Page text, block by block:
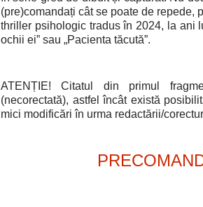
(pre)comandați cât se poate de repede,
thriller psihologic tradus în 2024, la ani
ochii ei” sau „Pacienta tăcută”.
ATENȚIE! Citatul din primul
(necorectată), astfel încât există
mici modificări în urma redactării/